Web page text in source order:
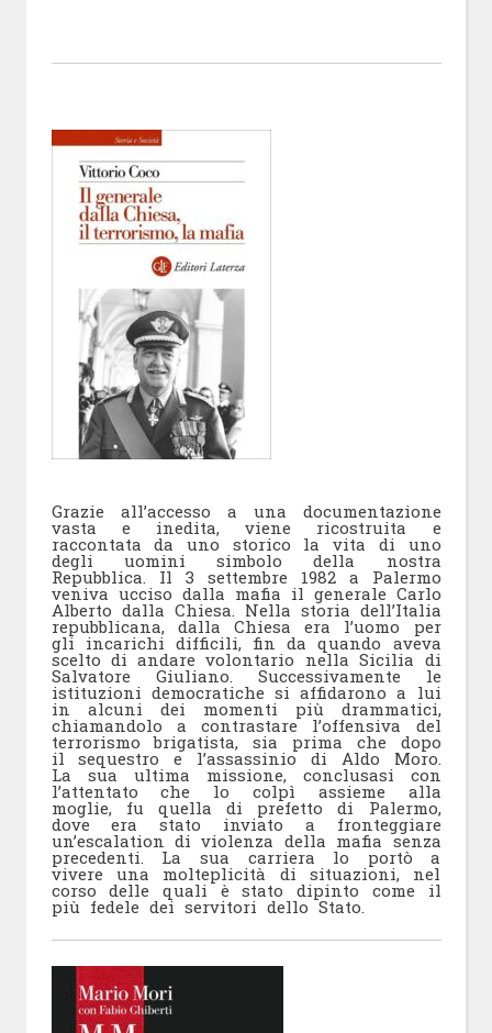
Grazie all’accesso a una documentazione
vasta e inedita, viene ricostruita e
raccontata da uno storico la vita di uno
degli uomini simbolo della nostra
Repubblica. Il 3 settembre 1982 a Palermo
veniva ucciso dalla mafia il generale Carlo
Alberto dalla Chiesa. Nella storia dell’Italia
repubblicana, dalla Chiesa era l’uomo per
gli incarichi difficili, fin da quando aveva
scelto di andare volontario nella Sicilia di
Salvatore Giuliano. Successivamente le
istituzioni democratiche si affidarono a lui
in alcuni dei momenti più drammatici,
chiamandolo a contrastare l’offensiva del
terrorismo brigatista, sia prima che dopo
il sequestro e l’assassinio di Aldo Moro.
La sua ultima missione, conclusasi con
l’attentato che lo colpì assieme alla
moglie, fu quella di prefetto di Palermo,
dove era stato inviato a fronteggiare
un’escalation di violenza della mafia senza
precedenti. La sua carriera lo portò a
vivere una molteplicità di situazioni, nel
corso delle quali è stato dipinto come il
più fedele dei servitori dello Stato.